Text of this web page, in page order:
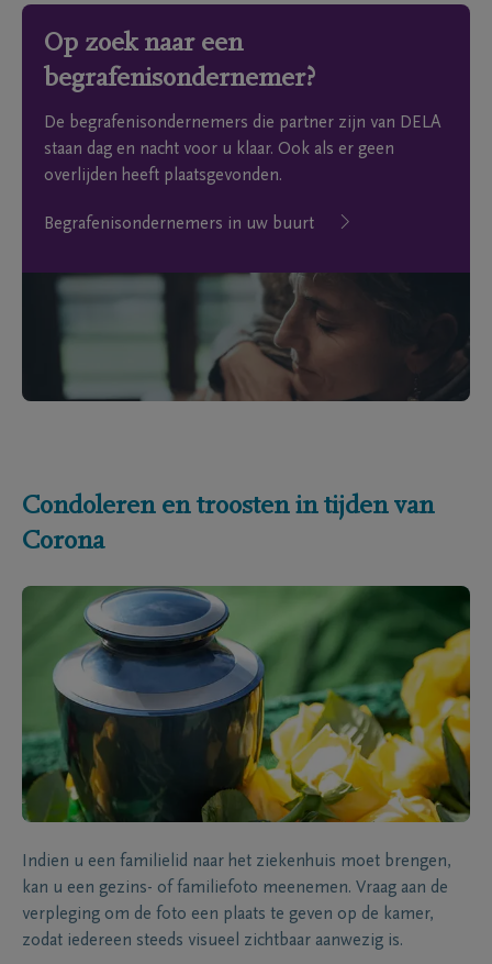
Op zoek naar een
begrafenisondernemer?
De begrafenisondernemers die partner zijn van DELA
staan dag en nacht voor u klaar. Ook als er geen
overlijden heeft plaatsgevonden.
Begrafenisondernemers in uw buurt
Condoleren en troosten in tijden van
Corona
Indien u een familielid naar het ziekenhuis moet brengen,
kan u een gezins- of familiefoto meenemen. Vraag aan de
verpleging om de foto een plaats te geven op de kamer,
zodat iedereen steeds visueel zichtbaar aanwezig is.